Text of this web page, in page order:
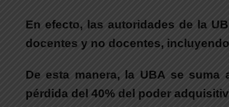
En efecto, las autoridades de la
docentes y no docentes,
De esta manera, la UBA se
pérdida del 40% del poder